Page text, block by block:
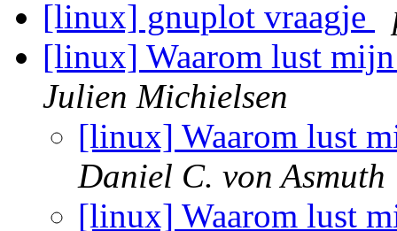
[linux] gnuplot vraagje
[linux] Waarom lust
Julien Michielsen
[linux] Waarom lust
Daniel C. von Asmuth
[linux] Waarom lust